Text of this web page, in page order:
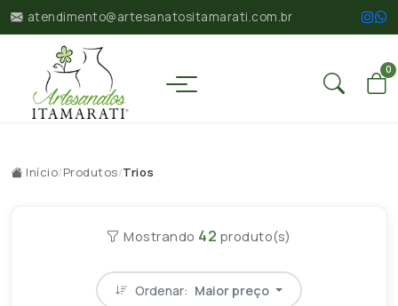
atendimento@artesanatositamarati.com.br
0
Início/Produtos/Trios
Mostrando 42 produto(s)
Ordenar: Maior preço